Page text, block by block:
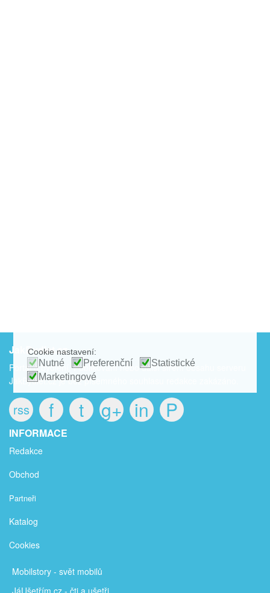
JakBydlet.cz
Portál o bydlení. Publikování nebo další šíření obsahu serveru
JakBydlet.cz je bez písemného souhlasu redakce zakázáno.
rss f t g+ in P
INFORMACE
Redakce
Obchod
Partneři
Katalog
Cookies
Mobilstory - svět mobilů
JáUšetřím .cz - čti a ušetři
Cookie nastavení:
Nutné Preferenční
Statistické
Marketingové